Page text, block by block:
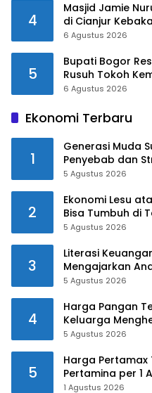
4
Masjid Jamie
di Cianjur
6 Agustus 2026
5
Bupati Bogor
Rusuh Tokoh
6 Agustus 2026
Ekonomi Terbaru
1
Generasi Muda
Penyebab dan
5 Agustus 2026
2
Ekonomi Lesu
Bisa Tumbuh di
5 Agustus 2026
3
Literasi
Mengajarkan
5 Agustus 2026
4
Harga Pangan
Keluarga
5 Agustus 2026
5
Harga Pertamax
Pertamina per 1
1 Agustus 2026